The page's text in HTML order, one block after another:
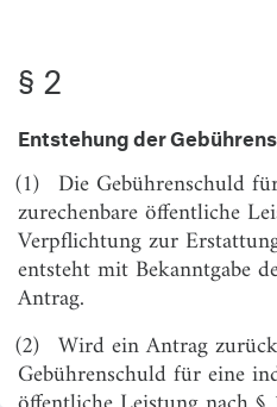
§ 9
Gebührenerhöhung
§ 12
Anwendung des
§ 13
Inkrafttreten
§ 2
Entstehung der
(1) Die Gebührenschuld
zurechenbare öffentliche
Verpflichtung zur
entsteht mit Bekanntgabe
Antrag.
(2) Wird ein Antrag
Gebührenschuld für eine